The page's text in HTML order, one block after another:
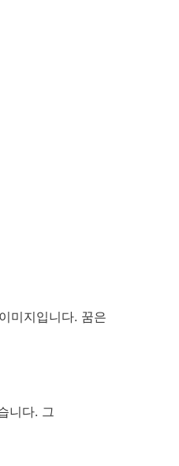
미지입니다. 꿈은
니다. 그